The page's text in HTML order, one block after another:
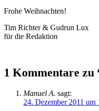
Frohe Weihnachten!
Tim Richter & Gudrun Lux
für die Redaktion
1 Kommentare zu
Manuel A. sagt:
24. Dezember 2011 um